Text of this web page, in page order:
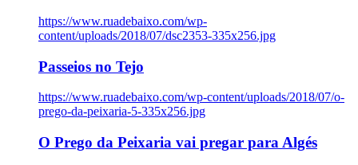
https://www.ruadebaixo.com/wp-
content/uploads/2018/07/dsc2353-335x256.jpg
Passeios no Tejo
https://www.ruadebaixo.com/wp-content/uploads/2018/07/o-
prego-da-peixaria-5-335x256.jpg
O Prego da Peixaria vai pregar para Algés